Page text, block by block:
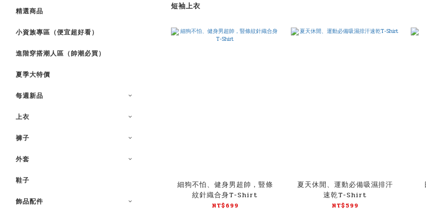
精選商品
小資族專區（便宜超好看）
進階穿搭潮人區（帥潮必買）
夏季大特價
每週新品
上衣
褲子
外套
鞋子
飾品配件
短袖上衣
細狗不怕、健身男超帥，豎條
紋針織合身T-Shirt
NT$699
夏天休閒、運動必備吸濕排汗
速乾T-Shirt
NT$599